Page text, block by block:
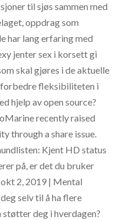
til sjøs sammen med
oppdrag som
har lang erfaring med
jenter sex i korsett gi
skal gjøres i de aktuelle
fleksibiliteten i
hjelp av open source?
recently raised
through a share issue.
Kjent HD status
på, er det du bruker
2, 2019 | Mental
selv til å ha flere
deg i hverdagen?